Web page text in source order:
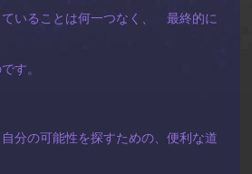
いることは何一つなく、 最終的に
す。
分の可能性を探すための、便利な道